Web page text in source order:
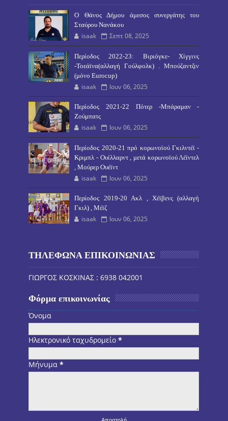
O Θάνος Δήμου άμεσος συνεργάτης του
Σταύρου Νανάκου
isaak Σεπτ 08, 2025
Περίοδος 2022-23: Βιριόγκε- Χίγγινς
-Τοεάϊνα(αλλαγή Γούλφολκ) . Μπούζαντζιν
(μόνο Eurocup)
isaak Ιουν 06, 2025
Περίοδος 2021-22 Πότερ -Μπάραμαν -
Ζούμπατς
isaak Ιουν 06, 2025
Περίοδος 2020-21 πρό κορωνοϊού Γκιλντέϊ -
Κριμπλ - Ουίλλαρντ , μετά κορωνοϊού Λέϊντελ
, Μούρερ Ουέϊντ
isaak Ιουν 06, 2025
Περίοδος 2019-20 Ακλ , Χέϊβενς (αλλαγή
Γκιλ) , Μέϊζ
isaak Ιουν 06, 2025
ΤΗΛΕΦΩΝΑ ΕΠΙΚΟΙΝΩΝΙΑΣ
ΓΙΩΡΓΟΣ ΚΟΣΚΙΝΑΣ : 6938 042001
Φόρμα επικοινωνίας
Όνομα
Ηλεκτρονικό ταχυδρομείο*
Μήνυμα*